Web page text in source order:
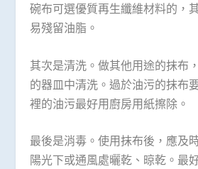
碗布可選優質再生纖維材料的，
易殘留油脂。
其次是清洗。做其他用途的抹布
的器皿中清洗。過於油污的抹布
裡的油污最好用廚房用紙擦除。
最後是消毒。使用抹布後，應及
陽光下或通風處曬乾、晾乾。最